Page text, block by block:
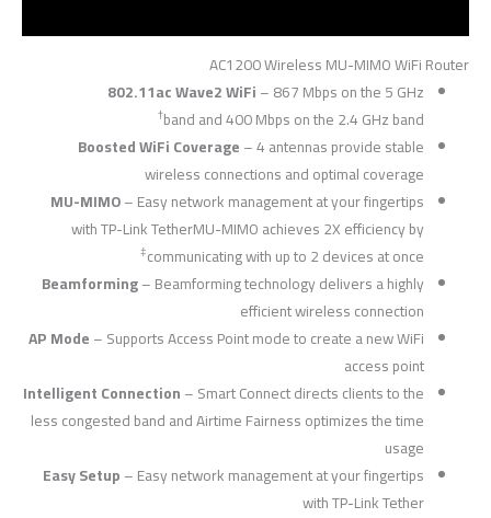
AC1200 Wireless MU-MIMO WiFi Router
802.11ac Wave2 WiFi– 867 Mbps on the 5 GHz
band and 400 Mbps on the 2.4 GHz band
†
Boosted WiFi Coverage– 4 antennas provide stable
wireless connections and optimal coverage
MU-MIMO– Easy network management at your fingertips
with TP-Link TetherMU-MIMO achieves 2X efficiency by
communicating with up to 2 devices at once
‡
Beamforming– Beamforming technology delivers a highly
efficient wireless connection
AP Mode– Supports Access Point mode to create a new WiFi
access point
Intelligent Connection– Smart Connect directs clients to the
less congested band and Airtime Fairness optimizes the time
usage
Easy Setup– Easy network management at your fingertips
with TP-Link Tether